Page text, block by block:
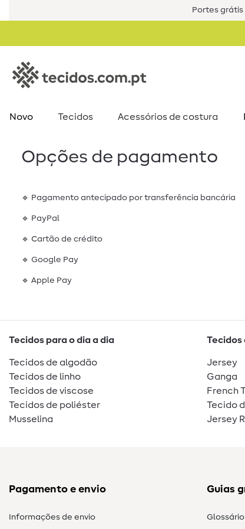
Portes grátis
Novo Tecidos Acessórios de costura​
Opções de pagamento
🔹 Pagamento antecipado por transferência bancária
🔹 PayPal
🔹 Cartão de crédito
🔹 Google Pay
🔹 Apple Pay
Tecidos para o dia a dia
Tecidos de algodão
Tecidos de linho
Tecidos de viscose
Tecidos de poliéster
Musselina
Tecidos
Jersey
Ganga
French
Tecido
Jersey
Pagamento e envio
Informações de envio
Guias